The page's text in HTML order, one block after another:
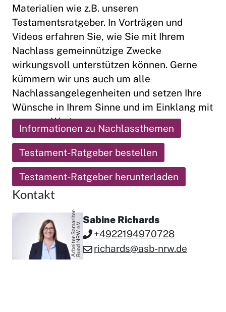
Materialien wie z.B. unseren
Testamentsratgeber. In Vorträgen und
Videos erfahren Sie, wie Sie mit Ihrem
Nachlass gemeinnützige Zwecke
wirkungsvoll unterstützen können. Gerne
kümmern wir uns auch um alle
Nachlassangelegenheiten und setzen Ihre
Wünsche in Ihrem Sinne und im Einklang mit
unseren Werten um.
Informationen zu Nachlassthemen
Testament-Ratgeber bestellen
Testament-Ratgeber herunterladen
Kontakt
A
r
b
e
i
t
e
r
-
S
a
ma
r
i
t
e
r
-
B
u
n
d
N
R
W
e.V.
Sabine Richards
+4922194970728
richards@asb-nrw.de